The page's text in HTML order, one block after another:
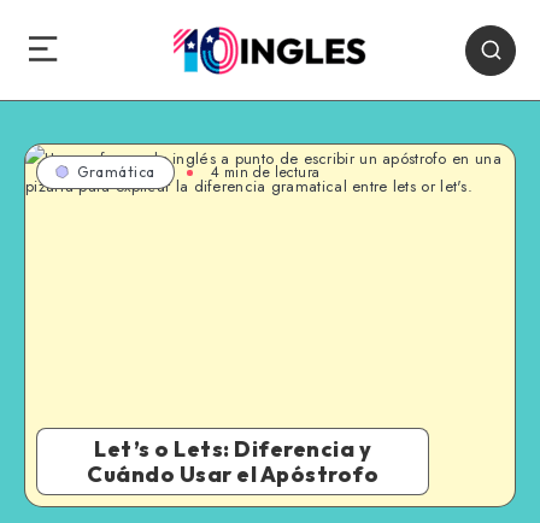
Gramática 4 min de lectura
Let’s o Lets: Diferencia y
Cuándo Usar el Apóstrofo